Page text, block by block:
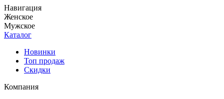
Навигация
Женское
Мужское
Каталог
Новинки
Топ продаж
Скидки
Компания